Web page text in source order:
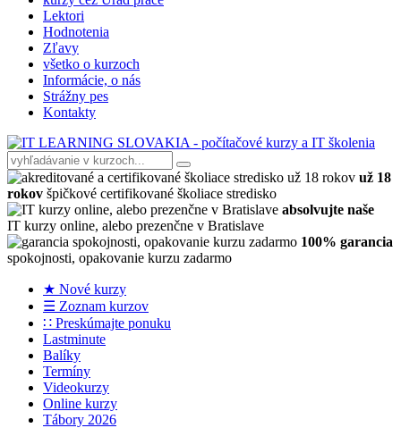
Lektori
Hodnotenia
Zľavy
všetko o kurzoch
Informácie, o nás
Strážny pes
Kontakty
už 18
rokov špičkové certifikované školiace stredisko
absolvujte naše
IT kurzy online, alebo prezenčne v Bratislave
100% garancia
spokojnosti, opakovanie kurzu zadarmo
★ Nové kurzy
☰ Zoznam kurzov
∷ Preskúmajte ponuku
Lastminute
Balíky
Termíny
Videokurzy
Online kurzy
Tábory 2026